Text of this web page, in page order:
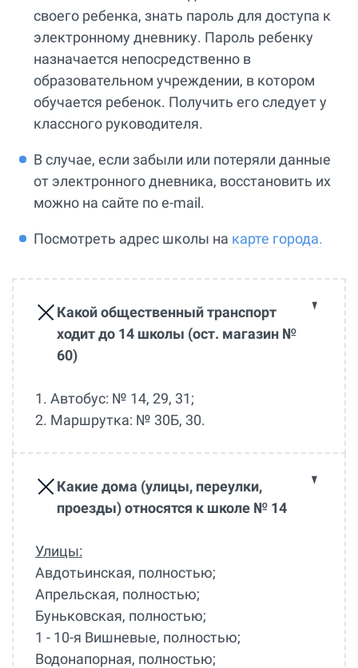
своего ребенка, знать пароль для доступа к
электронному дневнику. Пароль ребенку
назначается непосредственно в
образовательном учреждении, в котором
обучается ребенок. Получить его следует у
классного руководителя.
В случае, если забыли или потеряли данные
от электронного дневника, восстановить их
можно на сайте по e-mail.
Посмотреть адрес школы на карте города.
Какой общественный транспорт
ходит до 14 школы (ост. магазин №
60)
1. Автобус: № 14, 29, 31;
2. Маршрутка: № 30Б, 30.
Какие дома (улицы, переулки,
проезды) относятся к школе № 14
Улицы:
Авдотьинская, полностью;
Апрельская, полностью;
Буньковская, полностью;
1 - 10-я Вишневые, полностью;
Водонапорная, полностью;